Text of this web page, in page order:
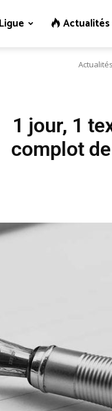
Actualités
Actualités
1 jour, 1
complot